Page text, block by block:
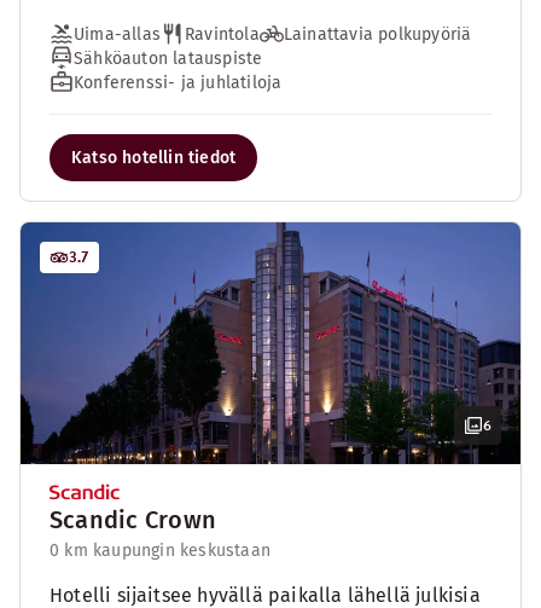
Uima-allas Ravintola
Lainattavia polkupyöriä
Sähköauton latauspiste
Konferenssi- ja juhlatiloja
Katso hotellin tiedot
6
3.7
Scandic Crown
0 km kaupungin keskustaan
Hotelli sijaitsee hyvällä paikalla lähellä julkisia